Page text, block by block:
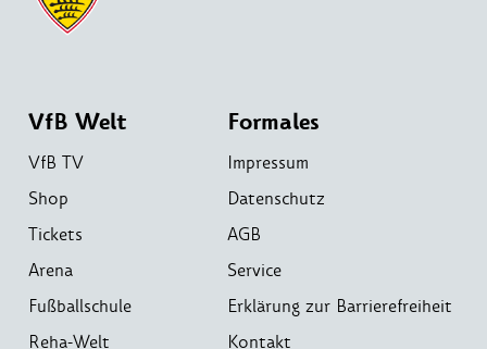
VfB Welt
VfB TV
Shop
Tickets
Arena
Fußballschule
Reha-Welt
Formales
Impressum
Datenschutz
AGB
Service
Erklärung zur Barrierefreiheit
Kontakt